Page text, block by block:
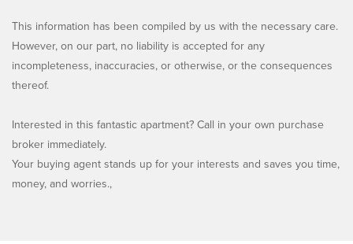
This information has been compiled by us with the necessary care.
However, on our part, no liability is accepted for any
incompleteness, inaccuracies, or otherwise, or the consequences
thereof.
Interested in this fantastic apartment? Call in your own purchase
broker immediately.
Your buying agent stands up for your interests and saves you time,
money, and worries.,